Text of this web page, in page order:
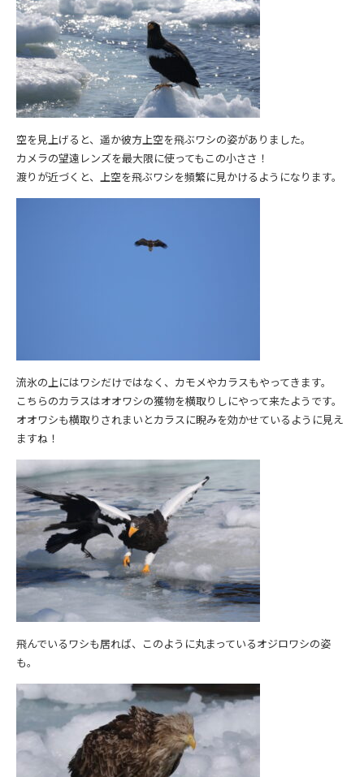
空を見上げると、遥か彼方上空を飛ぶワシの姿がありました。
カメラの望遠レンズを最大限に使ってもこの小ささ！
渡りが近づくと、上空を飛ぶワシを頻繁に見かけるようになります。
流氷の上にはワシだけではなく、カモメやカラスもやってきます。
こちらのカラスはオオワシの獲物を横取りしにやって来たようです。
オオワシも横取りされまいとカラスに睨みを効かせているように見え
ますね！
飛んでいるワシも居れば、このように丸まっているオジロワシの姿
も。